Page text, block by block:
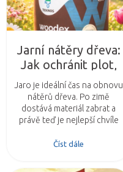
Jarní nátěry dřeva:
Jak ochránit plot,
terasu i pergolu a
prodloužit jejich
životnost
Jaro je ideální čas na obnovu
nátěrů dřeva. Po zimě
dostává materiál zabrat a
právě teď je nejlepší chvíle
vzhled. Poradíme vám, jak
nátěry zvolit, aby vydržely co
Číst dále